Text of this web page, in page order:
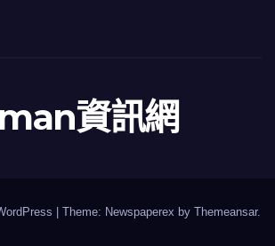
資訊網
Theme: Newspaperex by Themeansar.